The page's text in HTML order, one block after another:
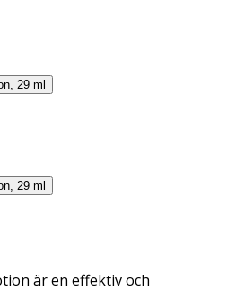
29 ml
29 ml
är en effektiv och